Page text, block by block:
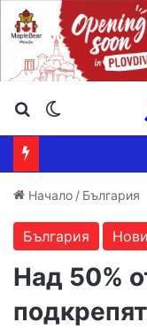
Търсене ...
Начало / България
България
Над 50%